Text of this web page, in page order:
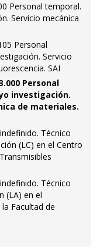
Personal temporal.
Servicio mecánica
Personal
Servicio
SAI
Personal
investigación.
de materiales.
Técnico
(LC) en el Centro
Técnico
(LA) en el
Facultad de